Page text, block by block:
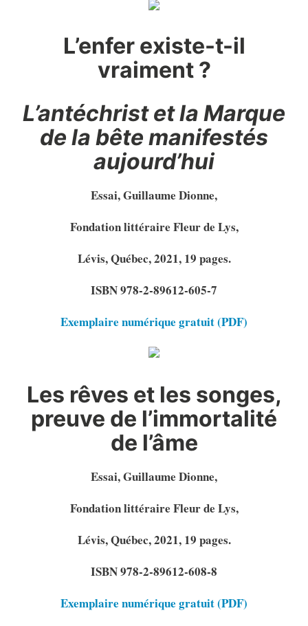
L’enfer existe-t-il
vraiment ?
L’antéchrist et la Marque
de la bête manifestés
aujourd’hui
Essai, Guillaume Dionne,
Fondation littéraire Fleur de Lys,
Lévis, Québec, 2021, 19 pages.
ISBN 978-2-89612-605-7
Exemplaire numérique gratuit (PDF)
Les rêves et les songes,
preuve de l’immortalité
de l’âme
Essai, Guillaume Dionne,
Fondation littéraire Fleur de Lys,
Lévis, Québec, 2021, 19 pages.
ISBN 978-2-89612-608-8
Exemplaire numérique gratuit (PDF)